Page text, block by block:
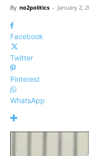
By no2politics - January 2,
Facebook
Twitter
Pinterest
WhatsApp